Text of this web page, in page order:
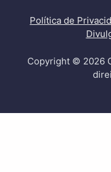
Política de
Copyright © 2026